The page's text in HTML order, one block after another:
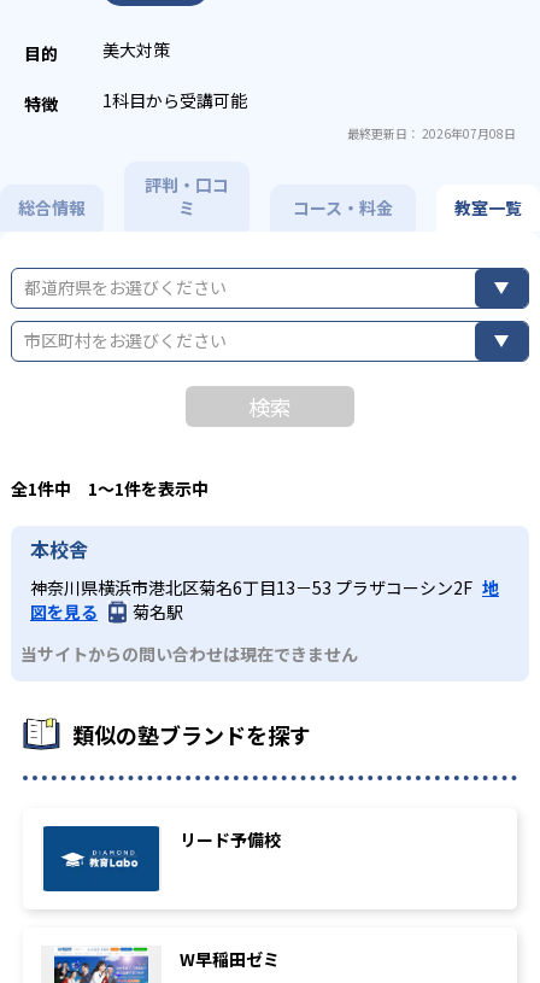
美大対策
1科目から受講可能
最終更新日： 2026年07月08日
総合情報
評判・口コ
ミ
コース・料金 教室一覧
都道府県をお選びください
市区町村をお選びください
検索
全1件中 1〜1件を表示中
本校舎
神奈川県横浜市港北区菊名6丁目13－53 プラザコーシン2F 地
図を見る
菊名駅
当サイトからの問い合わせは現在できません
類似の塾ブランドを探す
リード予備校
W早稲田ゼミ